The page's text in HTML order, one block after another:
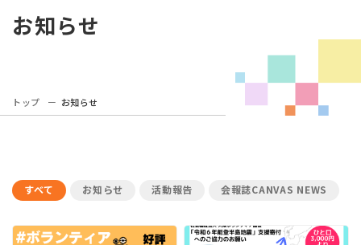
お知らせ
トップ お知らせ
すべて お知らせ 活動報告 会報誌CANVAS NEWS